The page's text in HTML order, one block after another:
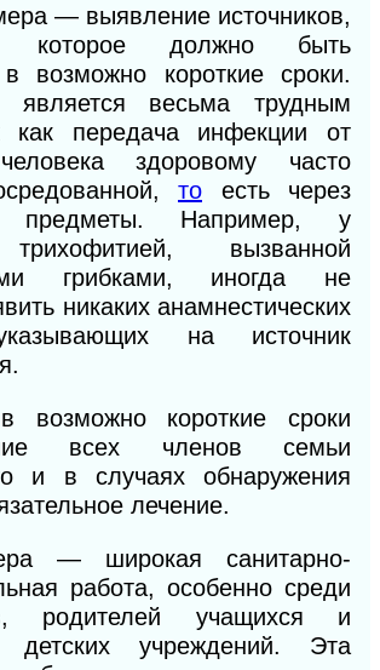
— выявление источников,
которое должно быть
возможно короткие сроки.
является весьма трудным
как передача инфекции от
здоровому часто
то есть через
предметы. Например, у
вызванной
грибками, иногда не
никаких анамнестических
на источник
короткие сроки
всех членов семьи
и в случаях обнаружения
лечение.
— широкая санитарно-
работа, особенно среди
родителей учащихся и
детских учреждений. Эта